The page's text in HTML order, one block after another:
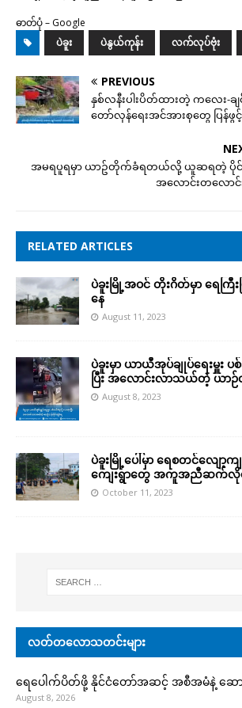
ဓာတ်ပုံ – Google
ပဲခူး
ပဲနွယ်ကုန်း လက်လုပ်ဗုံး
PREVIOUS
နှစ်လနီးပါးပိတ်ထားတဲ့ ကလေး-ခ
တော်လှန်ရေးအင်အားစုတွေ ပြန်ဖွင့်
အမရပူရမှာ ယာဥ်တိုက်ခံရတယ်လို့ ယူဆရတဲ့ ပိုင်
အလောင်းတလော
RELATED ARTICLES
ပဲခူးမြို့အဝင် တိုးဂိတ်မှာ ရေကြီ
နေ
August 11, 2023
ပဲခူးမှာ ယာယီအုပ်ချုပ်ရေးမှူး
ပြီး အလောင်းလာသယ်တဲ့ ယာဉ်
August 8, 2023
ပဲခူးမြို့ပေါ်မှာ ရေစတင်လျော့
ကျေးရွာတွေ အကူအညီဆက်လို
October 11, 2023
လတ်တလောသတင်းများ
ရေပေါက်ပိတ်ဖို့ နိုင်ငံတော်အဆင့် အစီအမံနဲ့ ဆေ
August 8, 2026